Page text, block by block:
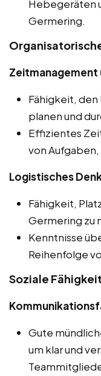
Hebegeräten
Germering.
Zeitmanagement
Fähigkeit,
planen und
Effizientes
von
Logistisches
Fähigkeit,
Germering zu
Kenntnisse
Reihenfolge
Soziale
Gute
um klar und